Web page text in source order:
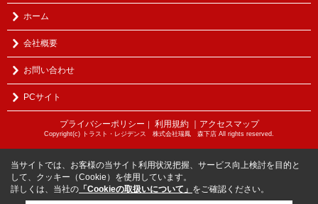
ホーム
会社概要
お問い合わせ
PCサイト
プライバシーポリシー ｜ 利用規約 ｜アクセスマップ
Copyright(c) トラスト・レジデンス 株式会社瑞鳳 森下店 All rights reserved.
当サイトでは、お客様の当サイト利用状況把握、サービス向上検討を目的と
して、クッキー（Cookie）を使用しています。
詳しくは、当社の 「Cookieの取扱いについて」 をご確認ください。